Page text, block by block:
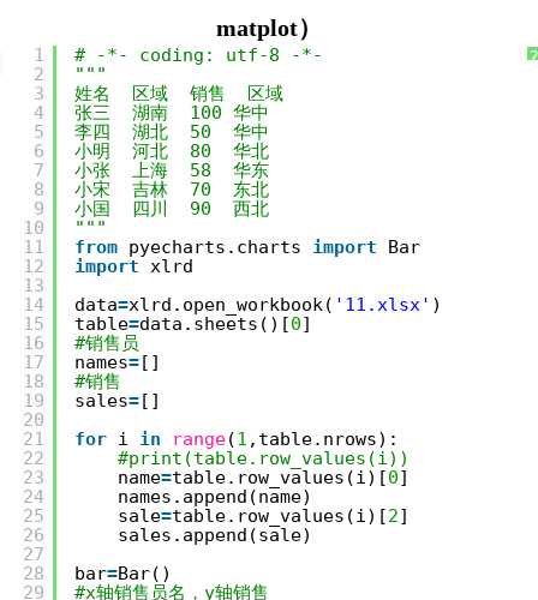
matplot）
阅读：9543 输入：2020-03-31 15:53:48 ?
1
2
3
4
5
6
7
8
9
10
11
12
13
14
15
16
17
18
19
20
21
22
23
24
25
26
27
28
29
# -*- coding: utf-8 -*-
"""
姓名  区域  销售  区域
张三  湖南  100 华中
李四  湖北  50  华中
小明  河北  80  华北
小张  上海  58  华东
小宋  吉林  70  东北
小国  四川  90  西北
"""
from pyecharts.charts import
Bar
import xlrd
data=xlrd.open_workbook( '11.xlsx' )
table=data.sheets()[0]
#销售员
names=[]
#销售
sales=[]
for i in range(1 ,table.nrows):
#print(table.row_values(i))
name=table.row_values(i)[0]
names.append(name)
sale=table.row_values(i)[2]
sales.append(sale)
bar=Bar()
#x轴销售员名，y轴销售